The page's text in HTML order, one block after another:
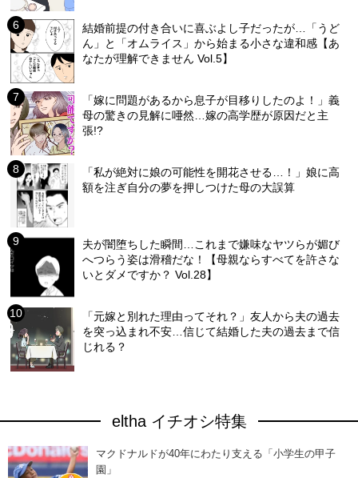
結婚前提の付き合いに喜ぶよし子だったが…「うど
ん」と「オムライス」から始まる小さな違和感【あ
なたが理解できません Vol.5】
「嫁に問題があるから息子が目移りしたのよ！」義
母の驚きの見解に唖然…嫁の高学歴が原因だと主
張!?
「私が絶対に娘の可能性を開花させる…！」娘に高
額を注ぎ自分の夢を押しつけた母の大誤算
夫が闇堕ちした瞬間…これまで嫌味なヤツらが媚び
へつらう姿は滑稽だな！【母親ならすべてを許さな
いとダメですか？ Vol.28】
「元嫁と別れた理由ってそれ？」友人から夫の過去
を突っ込まれ不安…信じて結婚した夫の過去まで信
じれる？
eltha イチオシ特集
マクドナルドが40年にわたり支える「小学生の甲子
園」